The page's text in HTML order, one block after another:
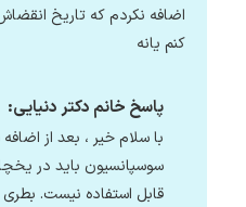
کنم یانه
پاسخ خانم دکتر دنیایی:
با سلام خیر ، بعد از
سوسپانسیون باید در
قابل استفاده نیست.